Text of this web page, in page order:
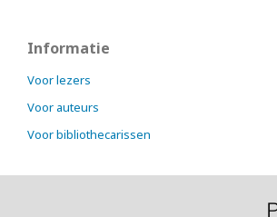
Informatie
Voor lezers
Voor auteurs
Voor bibliothecarissen